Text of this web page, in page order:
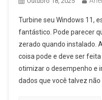
Turbine seu Windows 11,
fantástico. Pode parecer
zerado quando instalado.
coisa pode e deve ser
otimizar o desempenho e
dados que você talvez não